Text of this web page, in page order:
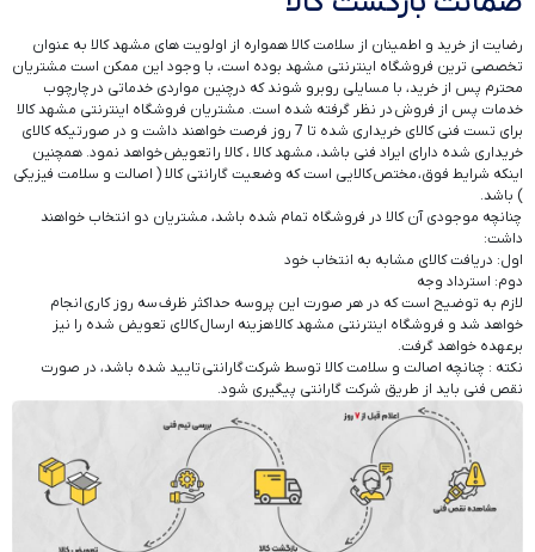
رضایت از خرید و اطمینان از سلامت کالا همواره از اولویت ‏‌های مشهد کالا به عنوان
تخصصی ترین فروشگاه اینترنتی مشهد بوده است، با وجود این ممکن است مشتریان
محترم پس از خرید، با مسایلی روبرو شوند که درچنین مواردی خدماتی در چارچوب
خدمات پس از فروش در نظر گرفته شده است. مشتریان فروشگاه اینترنتی مشهد کالا
برای تست فنی کالای خریداری شده تا 7 روز فرصت خواهند داشت و در صورتیکه کالای
خریداری شده دارای ایراد فنی باشد، مشهد کالا ، کالا را تعویض خواهد نمود. همچنین
اینکه شرایط فوق، مختص کالایی است که وضعیت گارانتی کالا ( اصالت و سلامت فیزیکی
) باشد.
چنانچه موجودی آن کالا در فروشگاه تمام شده باشد، مشتریان دو انتخاب خواهند
داشت:
اول: دریافت کالای مشابه به انتخاب خود
دوم: استرداد وجه
لازم به توضیح است که در هر صورت این پروسه حداکثر ظرف سه روز کاری انجام
خواهد شد و فروشگاه اینترنتی مشهد کالا هزینه ارسال کالای تعویض شده را نیز
برعهده خواهد گرفت.
نکته : چنانچه اصالت و سلامت کالا توسط شرکت گارانتی تایید شده باشد، در صورت
نقص فنی باید از طریق شرکت گارانتی پیگیری شود.